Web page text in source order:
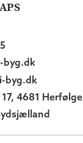
byg.dk
byg.dk
4681 Herfølge